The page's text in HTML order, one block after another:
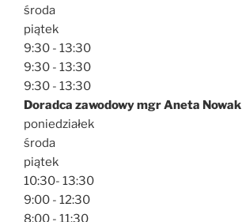
środa
piątek
9:30 - 13:30
9:30 - 13:30
9:30 - 13:30
Doradca zawodowy mgr Aneta Nowak
poniedziałek
środa
piątek
10:30- 13:30
9:00 - 12:30
8:00 - 11:30